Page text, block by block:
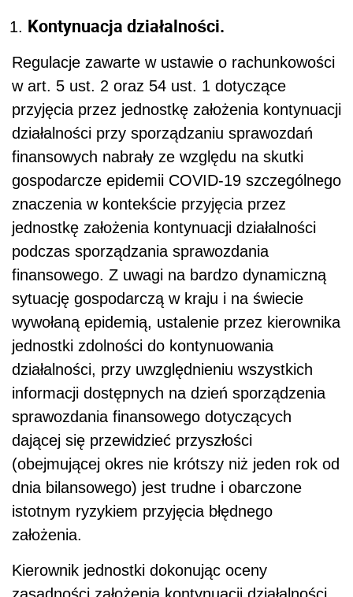
Kontynuacja działalności.
Regulacje zawarte w ustawie o rachunkowości
w art. 5 ust. 2 oraz 54 ust. 1 dotyczące
przyjęcia przez jednostkę założenia kontynuacji
działalności przy sporządzaniu sprawozdań
finansowych nabrały ze względu na skutki
gospodarcze epidemii COVID-19 szczególnego
znaczenia w kontekście przyjęcia przez
jednostkę założenia kontynuacji działalności
podczas sporządzania sprawozdania
finansowego. Z uwagi na bardzo dynamiczną
sytuację gospodarczą w kraju i na świecie
wywołaną epidemią, ustalenie przez kierownika
jednostki zdolności do kontynuowania
działalności, przy uwzględnieniu wszystkich
informacji dostępnych na dzień sporządzenia
sprawozdania finansowego dotyczących
dającej się przewidzieć przyszłości
(obejmującej okres nie krótszy niż jeden rok od
dnia bilansowego) jest trudne i obarczone
istotnym ryzykiem przyjęcia błędnego
założenia.
Kierownik jednostki dokonując oceny